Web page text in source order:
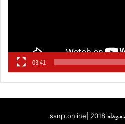
03:41
2018 |
ssnp.online